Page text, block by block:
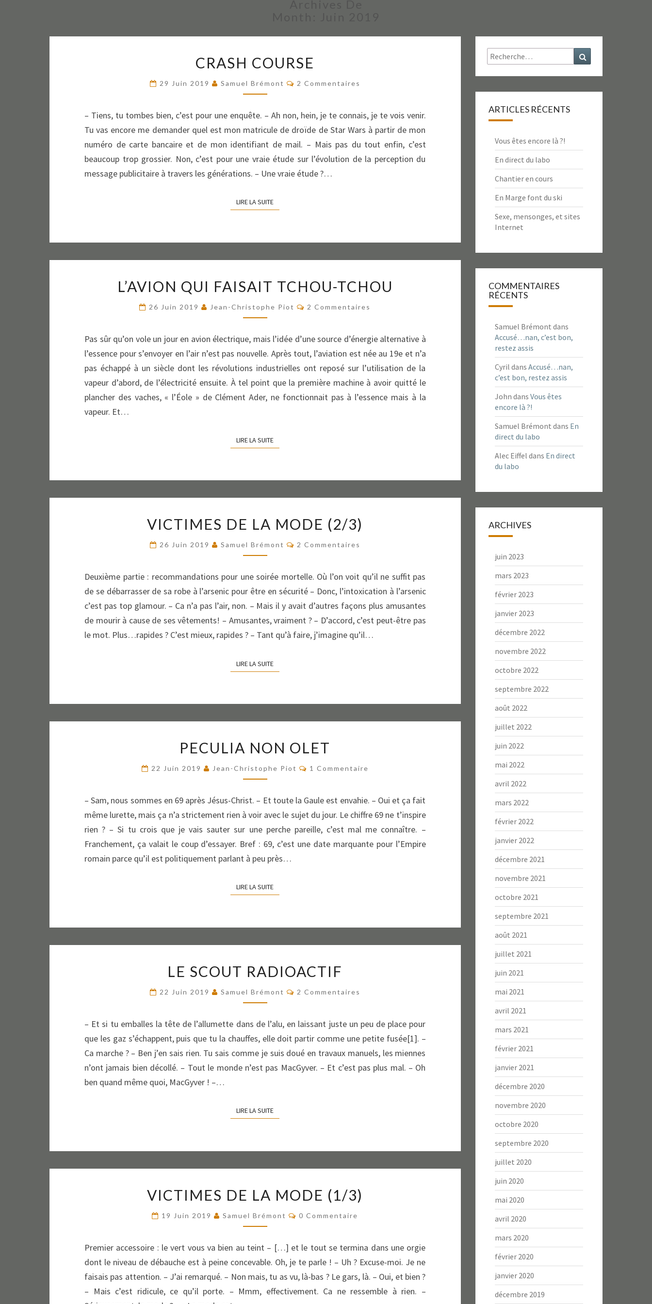
COURSE
CRASH COURSE
29 Juin 2019 Samuel Brémont Commentaires
2 Commentaires
– Tiens, tu tombes bien, c’est pour une enquête. – Ah non, hein, je te connais, je te vois venir.
Tu vas encore me demander quel est mon matricule de droïde de Star Wars à partir de mon
numéro de carte bancaire et de mon identifiant de mail. – Mais pas du tout enfin, c’est
beaucoup trop grossier. Non, c’est pour une vraie étude sur l’évolution de la perception du
message publicitaire à travers les générations. – Une vraie étude ?…
LIRE LA SUITELIRE LA SUITE
QUI
TCHOU-
L’AVION QUI FAISAIT TCHOU-TCHOU
26 Juin 2019 Jean-Christophe Piot Commentaires
2 Commentaires
Pas sûr qu’on vole un jour en avion électrique, mais l’idée d’une source d’énergie alternative à
l’essence pour s’envoyer en l’air n’est pas nouvelle. Après tout, l’aviation est née au 19e et n’a
pas échappé à un siècle dont les révolutions industrielles ont reposé sur l’utilisation de la
vapeur d’abord, de l’électricité ensuite. À tel point que la première machine à avoir quitté le
plancher des vaches, « l’Éole » de Clément Ader, ne fonctionnait pas à l’essence mais à la
vapeur. Et…
LIRE LA SUITELIRE LA SUITE
DE
MODE
VICTIMES DE LA MODE (2/3)
26 Juin 2019 Samuel Brémont Commentaires
2 Commentaires
Deuxième partie : recommandations pour une soirée mortelle. Où l’on voit qu’il ne suffit pas
de se débarrasser de sa robe à l’arsenic pour être en sécurité – Donc, l’intoxication à l’arsenic
c’est pas top glamour. – Ca n’a pas l’air, non. – Mais il y avait d’autres façons plus amusantes
de mourir à cause de ses vêtements! – Amusantes, vraiment ? – D’accord, c’est peut-être pas
le mot. Plus…rapides ? C’est mieux, rapides ? – Tant qu’à faire, j’imagine qu’il…
LIRE LA SUITELIRE LA SUITE
NON
PECULIA NON OLET
22 Juin 2019 Jean-Christophe Piot Commentaires
1 Commentaire
– Sam, nous sommes en 69 après Jésus-Christ. – Et toute la Gaule est envahie. – Oui et ça fait
même lurette, mais ça n’a strictement rien à voir avec le sujet du jour. Le chiffre 69 ne t’inspire
rien ? – Si tu crois que je vais sauter sur une perche pareille, c’est mal me connaître. –
Franchement, ça valait le coup d’essayer. Bref : 69, c’est une date marquante pour l’Empire
romain parce qu’il est politiquement parlant à peu près…
LIRE LA SUITELIRE LA SUITE
SCOUT
LE SCOUT RADIOACTIF
22 Juin 2019 Samuel Brémont Commentaires
2 Commentaires
– Et si tu emballes la tête de l’allumette dans de l’alu, en laissant juste un peu de place pour
que les gaz s’échappent, puis que tu la chauffes, elle doit partir comme une petite fusée[1]. –
Ca marche ? – Ben j’en sais rien. Tu sais comme je suis doué en travaux manuels, les miennes
n’ont jamais bien décollé. – Tout le monde n’est pas MacGyver. – Et c’est pas plus mal. – Oh
ben quand même quoi, MacGyver ! –…
LIRE LA SUITELIRE LA SUITE
DE
MODE
VICTIMES DE LA MODE (1/3)
19 Juin 2019 Samuel Brémont Commentaires
0 Commentaire
Premier accessoire : le vert vous va bien au teint – […] et le tout se termina dans une orgie
dont le niveau de débauche est à peine concevable. Oh, je te parle ! – Uh ? Excuse-moi. Je ne
faisais pas attention. – J’ai remarqué. – Non mais, tu as vu, là-bas ? Le gars, là. – Oui, et bien ?
– Mais c’est ridicule, ce qu’il porte. – Mmm, effectivement. Ca ne ressemble à rien. –
Rechercher :
ARTICLES RÉCENTS
Vous êtes encore là ?!
En direct du labo
Chantier en cours
En Marge font du ski
Sexe, mensonges, et sites
Internet
COMMENTAIRES
RÉCENTS
Samuel Brémont dans
Accusé…nan, c’est bon,
restez assis
Cyril dans Accusé…nan,
c’est bon, restez assis
John dans Vous êtes
encore là ?!
Samuel Brémont dans En
direct du labo
Alec Eiffel dans En direct
du labo
ARCHIVES
juin 2023
mars 2023
février 2023
janvier 2023
décembre 2022
novembre 2022
octobre 2022
septembre 2022
août 2022
juillet 2022
juin 2022
mai 2022
avril 2022
mars 2022
février 2022
janvier 2022
décembre 2021
novembre 2021
octobre 2021
septembre 2021
août 2021
juillet 2021
juin 2021
mai 2021
avril 2021
mars 2021
février 2021
janvier 2021
décembre 2020
novembre 2020
octobre 2020
septembre 2020
juillet 2020
juin 2020
mai 2020
avril 2020
mars 2020
février 2020
janvier 2020
décembre 2019